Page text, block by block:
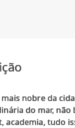
mais nobre da
do mar, não
academia, tudo